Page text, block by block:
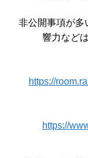
非公開事項が多
響力など
https://
https://